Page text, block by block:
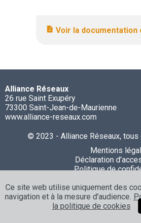
Voir la documentation
Alliance Réseaux
26 rue Saint Exupéry
73300 Saint-Jean-de-Maurienne
www.alliance-reseaux.com
© 2023 - Alliance Réseaux,
Mentions
Déclaration
Politique de
Ce site web utilise uniquement des
navigation et à la mesure d'audience.
la politique de cookies